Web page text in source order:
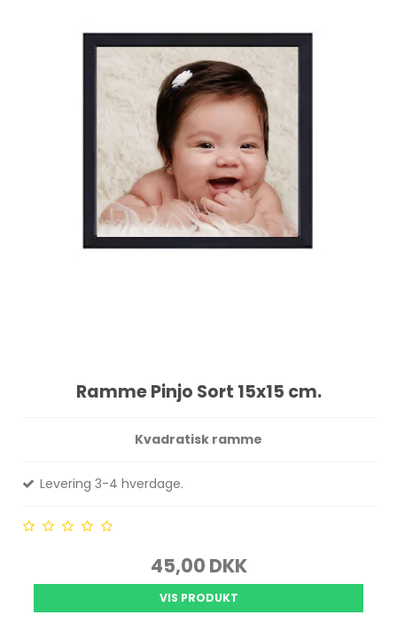
Ramme Pinjo Sort 15x15 cm.
Kvadratisk ramme
Levering 3-4 hverdage.
45,00 DKK
VIS PRODUKT